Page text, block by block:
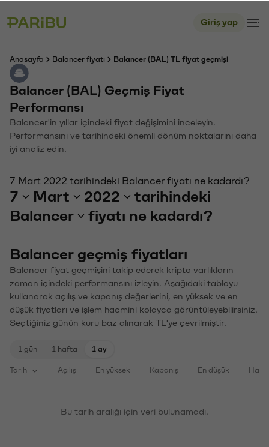
Giriş yap
Anasayfa Balancer fiyatı Balancer (BAL) TL fiyat geçmişi
Balancer (BAL) Geçmiş Fiyat
Performansı
Balancer'in yıllar içindeki fiyat değişimini inceleyin.
Performansını ve tarihindeki önemli dönüm noktalarını daha
iyi analiz edin.
7 Mart 2022 tarihindeki Balancer fiyatı ne kadardı?
7 Mart 2022
tarihindeki
Balancer
fiyatı ne kadardı?
Balancer geçmiş fiyatları
Balancer fiyat geçmişini takip ederek kripto varlıkların
zaman içindeki performansını izleyin. Aşağıdaki tabloyu
kullanarak açılış ve kapanış değerlerini, en yüksek ve en
düşük fiyatları ve işlem hacmini kolayca görüntüleyebilirsiniz.
Seçtiğiniz günün kuru baz alınarak TL'ye çevrilmiştir.
1 gün 1 hafta 1 ay
Tarih Açılış En yüksek Kapanış En düşük
Bu tarih aralığı için veri bulunamadı.